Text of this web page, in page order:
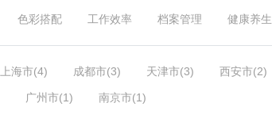
色彩搭配 工作效率 档案管理 健康养生
上海市(4) 成都市(3) 天津市(3) 西安市(2)
广州市(1) 南京市(1)